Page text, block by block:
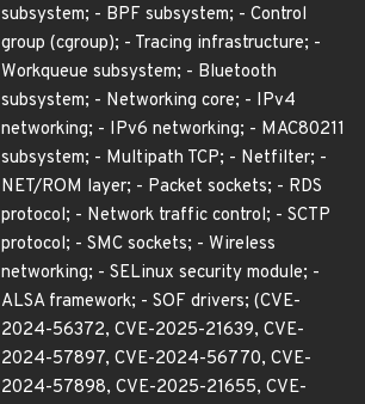
subsystem; - BPF subsystem; - Control
group (cgroup); - Tracing infrastructure; -
Workqueue subsystem; - Bluetooth
subsystem; - Networking core; - IPv4
networking; - IPv6 networking; - MAC80211
subsystem; - Multipath TCP; - Netfilter; -
NET/ROM layer; - Packet sockets; - RDS
protocol; - Network traffic control; - SCTP
protocol; - SMC sockets; - Wireless
networking; - SELinux security module; -
ALSA framework; - SOF drivers; (CVE-
2024-56372, CVE-2025-21639, CVE-
2024-57897, CVE-2024-56770, CVE-
2024-57898, CVE-2025-21655, CVE-